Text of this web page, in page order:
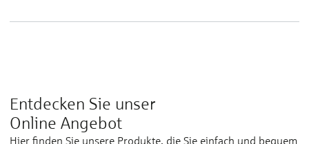
Entdecken Sie unser
Online Angebot
Hier finden Sie unsere Produkte, die Sie einfach und bequem